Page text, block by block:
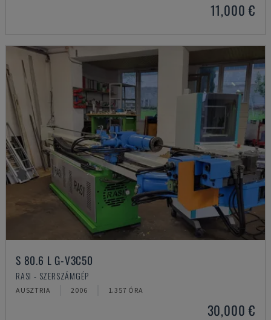
11,000 €
S 80.6 L G-V3C50
RASI - SZERSZÁMGÉP
AUSZTRIA 2006 1.357 ÓRA
30,000 €